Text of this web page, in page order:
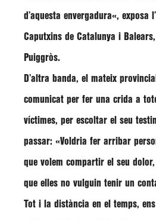
d’aquesta envergadura«, exposa
Caputxins de Catalunya i Balears,
Puiggròs.
D’altra banda, el mateix
comunicat per fer una crida a
víctimes, per escoltar el seu
passar: «Voldria fer arribar
que volem compartir el seu
que elles no vulguin tenir un
Tot i la distància en el temps,